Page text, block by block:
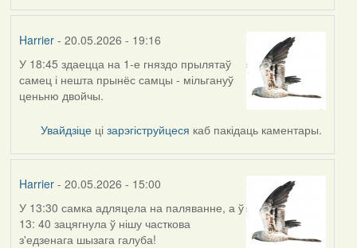
Harrier- 20.05.2026 - 19:16
У 18:45 здаецца на 1-е гняздо прылятаў
самец і нешта прынёс самцы - мільгануў
ценьню двойчы.
Увайдзіце цізарэгіструйцеся каб пакідаць каментары.
Harrier- 20.05.2026 - 15:00
У 13:30 самка адляцела на паляванне, а ў
13: 40 зацягнула ў нішу часткова
з'едзенага шызага галуба!